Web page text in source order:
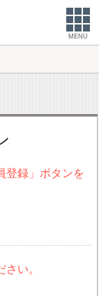
MENU
登録」ボタンを
い。